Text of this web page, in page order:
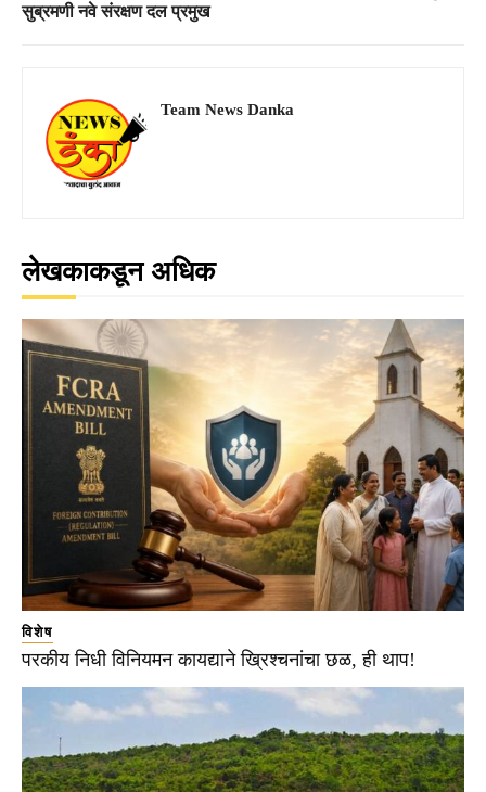
सुब्रमणी नवे संरक्षण दल प्रमुख
Team News Danka
लेखकाकडून अधिक
विशेष
परकीय निधी विनियमन कायद्याने ख्रिश्चनांचा छळ, ही थाप!